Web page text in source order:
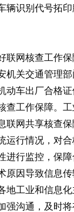
辆识别代号拓
联网核查工作
机关交通管理
动车出厂合格
查工作保障。
联网共享核查
运行情况，对
进行监控，保障
原因导致信息
地工业和信息
强沟通，及时